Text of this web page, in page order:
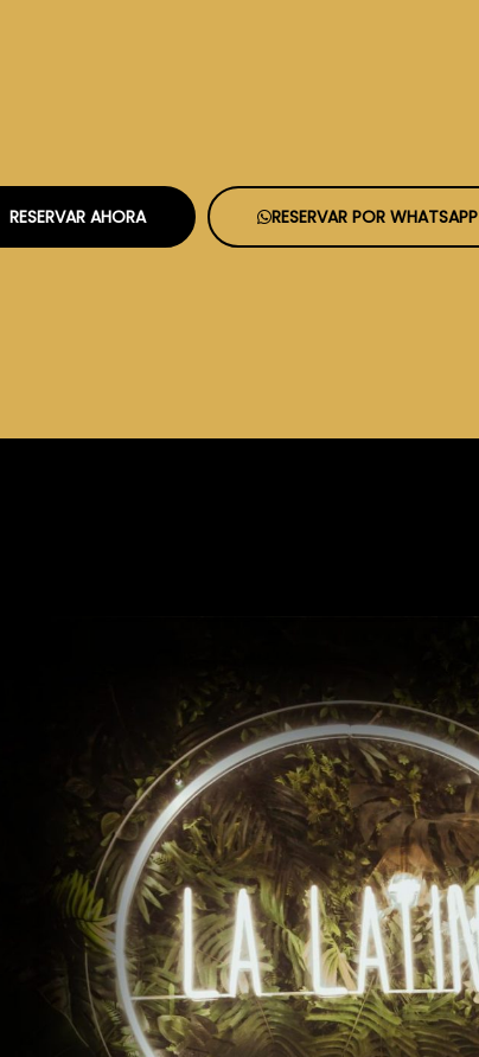
RESERVAR AHORA RESERVAR POR WHATSAPP